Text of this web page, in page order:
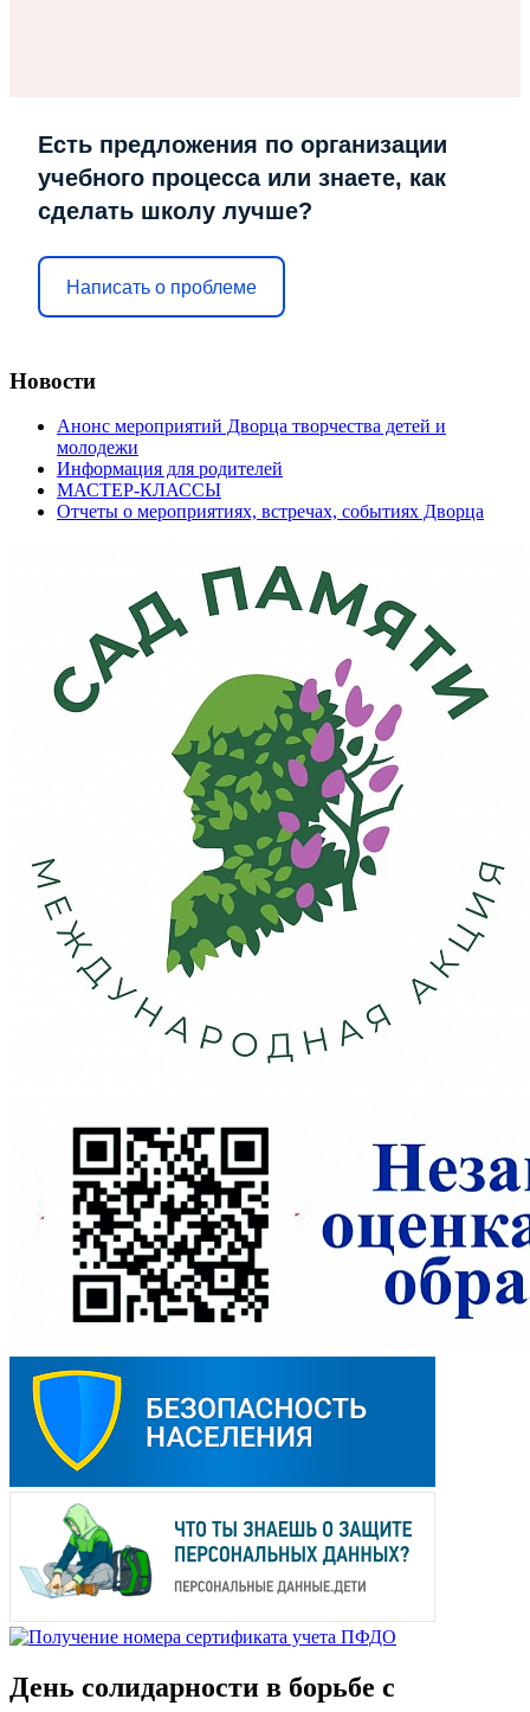
Есть предложения по организации
учебного процесса или знаете, как
сделать школу лучше?
Написать о проблеме
Новости
Анонс мероприятий Дворца творчества детей и
молодежи
Информация для родителей
МАСТЕР-КЛАССЫ
Отчеты о мероприятиях, встречах, событиях Дворца
День солидарности в борьбе с